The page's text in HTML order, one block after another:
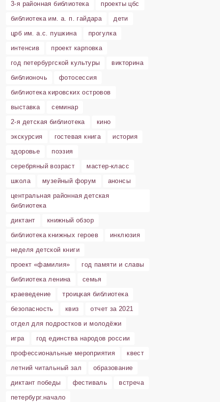
3-я районная библиотека
проекты цбс
библиотека им. а. п. гайдара
дети
црб им. а.с. пушкина
прогулка
интенсив
проект карповка
год петербургской культуры
викторина
библионочь
фотосессия
библиотека кировских островов
выставка
семинар
2-я детская библиотека
кино
экскурсия
гостевая книга
история
здоровье
поэзия
серебряный возраст
мастер-класс
школа
музейный форум
анонсы
центральная районная детская
библиотека
диктант
книжный обзор
библиотека книжных героев
инклюзия
неделя детской книги
проект «фамилия»
год памяти и славы
библиотека ленина
семья
краеведение
троицкая библиотека
безопасность
квиз
отчет за 2021
отдел для подростков и молодёжи
игра
год единства народов россии
профессиональные мероприятия
квест
летний читальный зал
образование
диктант победы
фестиваль
встреча
петербург.начало